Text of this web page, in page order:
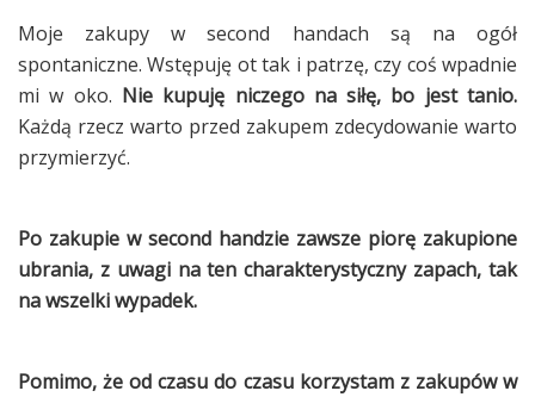
Moje zakupy w second handach są na ogół
spontaniczne. Wstępuję ot tak i patrzę, czy coś wpadnie
mi w oko. Nie kupuję niczego na siłę, bo jest tanio.
Każdą rzecz warto przed zakupem zdecydowanie warto
przymierzyć.
Po zakupie w second handzie zawsze piorę zakupione
ubrania, z uwagi na ten charakterystyczny zapach, tak
na wszelki wypadek.
Pomimo, że od czasu do czasu korzystam z zakupów w